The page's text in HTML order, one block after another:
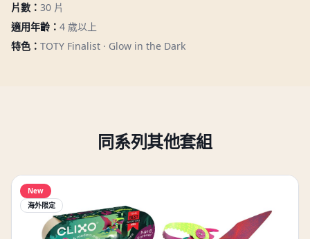
片數： 30 片
適用年齡： 4 歲以上
特色： TOTY Finalist · Glow in the Dark
同系列其他套組
New
海外限定